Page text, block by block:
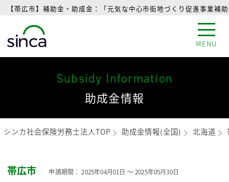
【帯広市】補助金・助成金：「元気な中心市街地づくり促進事業補
MENU
Subsidy Information
助成金情報
シンカ社会保険労務士法人TOP 助成金情報(全国) 北海道
帯広市 申請期間：2025年04月01日 〜2025年05月30日